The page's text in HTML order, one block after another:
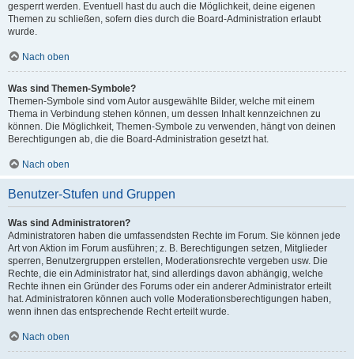
gesperrt werden. Eventuell hast du auch die Möglichkeit, deine eigenen
Themen zu schließen, sofern dies durch die Board-Administration erlaubt
wurde.
Nach oben
Was sind Themen-Symbole?
Themen-Symbole sind vom Autor ausgewählte Bilder, welche mit einem
Thema in Verbindung stehen können, um dessen Inhalt kennzeichnen zu
können. Die Möglichkeit, Themen-Symbole zu verwenden, hängt von deinen
Berechtigungen ab, die die Board-Administration gesetzt hat.
Nach oben
Benutzer-Stufen und Gruppen
Was sind Administratoren?
Administratoren haben die umfassendsten Rechte im Forum. Sie können jede
Art von Aktion im Forum ausführen; z. B. Berechtigungen setzen, Mitglieder
sperren, Benutzergruppen erstellen, Moderationsrechte vergeben usw. Die
Rechte, die ein Administrator hat, sind allerdings davon abhängig, welche
Rechte ihnen ein Gründer des Forums oder ein anderer Administrator erteilt
hat. Administratoren können auch volle Moderationsberechtigungen haben,
wenn ihnen das entsprechende Recht erteilt wurde.
Nach oben